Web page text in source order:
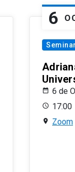
6
6 de
17:00
Zoom